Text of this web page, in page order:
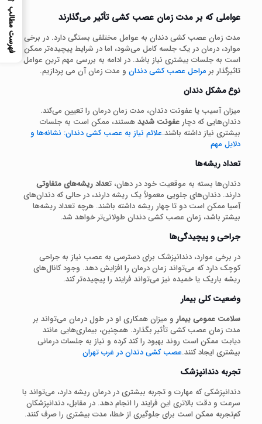
عواملی که بر مدت زمان عصب کشی تأثیر می‌گذارند
مدت زمان عصب کشی دندان به عوامل مختلفی بستگی دارد. در برخی
موارد، درمان در یک جلسه کامل می‌شود، اما در شرایط پیچیده‌تر ممکن
است به جلسات بیشتری نیاز باشد. در ادامه به بررسی مهم ترین عوامل
تاثیرگذار بر مراحل عصب کشی دندانو مدت زمان آن می پردازیم.
نوع مشکل دندان
میزان آسیب یا عفونت دندان، مدت زمان درمان را تعیین می‌کند.
دندان‌هایی که دچار عفونت شدیدهستند، ممکن است به جلسات
بیشتری نیاز داشته باشند.علائم نیاز به عصب کشی دندان: نشانه‌ها و
دلایل مهم
تعداد ریشه‌ها
دندان‌ها بسته به موقعیت خود در دهان، تعداد ریشه‌های متفاوتی
دارند. دندان‌های جلویی معمولاً یک ریشه دارند، در حالی که دندان‌های
آسیا ممکن است دو تا چهار ریشه داشته باشند. هرچه تعداد ریشه‌ها
بیشتر باشد، زمان عصب کشی دندان طولانی‌تر خواهد شد.
جراحی و پیچیدگی‌ها
در برخی موارد، دندانپزشک برای دسترسی به عصب نیاز به جراحی
کوچک دارد که می‌تواند زمان درمان را افزایش دهد. وجود کانال‌های
ریشه باریک یا خمیده نیز می‌تواند فرایند را پیچیده‌تر کند.
وضعیت کلی بیمار
سلامت عمومی بیمار و میزان همکاری او در طول درمان می‌تواند بر
مدت زمان عصب کشی تأثیر بگذارد. همچنین، بیماری‌هایی مانند
دیابت ممکن است روند بهبود را کند کرده و نیاز به جلسات درمانی
بیشتری ایجاد کنند.عصب کشی دندان در غرب تهران
تجربه دندانپزشک
دندانپزشکی که مهارت و تجربه بیشتری در درمان ریشه دارد، می‌تواند با
سرعت و دقت بالاتری این فرایند را انجام دهد. در مقابل، دندانپزشکان
کم‌تجربه ممکن است برای جلوگیری از خطا، مدت بیشتری را صرف کنند.
فهرست مطالب